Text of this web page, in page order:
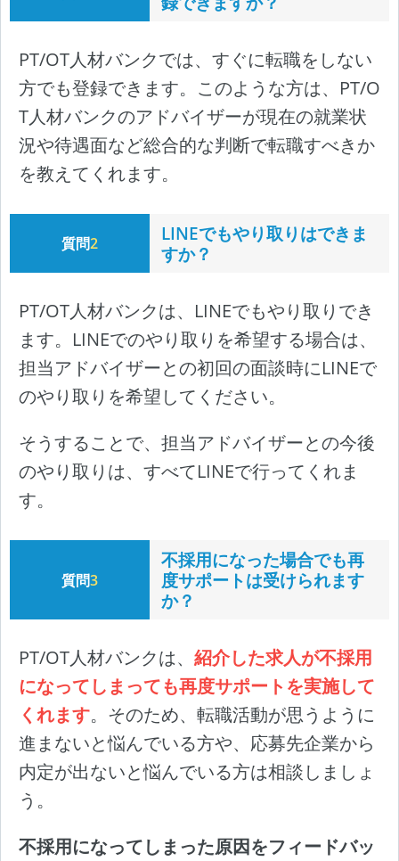
PT/OT人材バンクでは、すぐに転職をしない
方でも登録できます。このような方は、PT/O
T人材バンクのアドバイザーが現在の就業状
況や待遇面など総合的な判断で転職すべきか
を教えてくれます。
質問2
LINEでもやり取りはできま
すか？
PT/OT人材バンクは、LINEでもやり取りでき
ます。LINEでのやり取りを希望する場合は、
担当アドバイザーとの初回の面談時にLINEで
のやり取りを希望してください。
そうすることで、担当アドバイザーとの今後
のやり取りは、すべてLINEで行ってくれま
す。
質問3
不採用になった場合でも再
度サポートは受けられます
か？
PT/OT人材バンクは、 紹介した求人が不採用
になってしまっても再度サポートを実施して
くれます。そのため、転職活動が思うように
進まないと悩んでいる方や、応募先企業から
内定が出ないと悩んでいる方は相談しましょ
う。
不採用になってしまった原因をフィードバッ